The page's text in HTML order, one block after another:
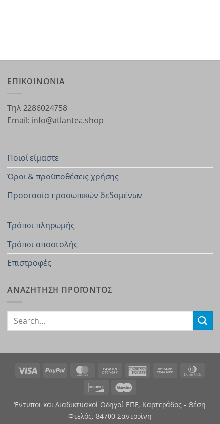
ΕΠΙΚΟΙΝΩΝΙΑ
Τηλ 2286024758
Email: info@atlantea.shop
Ποιοί είμαστε
Όροι & προϋποθέσεις χρήσης
Προστασία προσωπικών δεδομένων
Τρόποι πληρωμής
Τρόποι αποστολής
Επιστροφές
ΑΝΑΖΗΤΗΣΗ ΠΡΟΪΟΝΤΟΣ
Search
Visa PayPal MasterCardCash
On
Delivery
American Bank
Discover
Έντυποι και Διαδικτυακοί Οδηγοί ΕΠΕ, Καρτεράδος - Θέση
Φτελός, 84700 Σαντορίνη